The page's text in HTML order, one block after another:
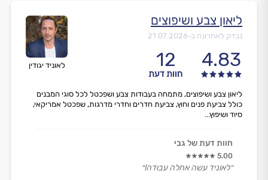
לאוניד יגודין
ליאון צבע ושיפוצים
נבדק לאחרונה ב-21.07.2026
4.83
12
חוות דעת
ליאון צבע ושיפוצים, מתמחה בעבודות צבע ושפכטל לכל סוגי המבנים
כולל צביעת פנים וחוץ, צביעת חדרים וחדרי מדרגות, שפכטל אמריקאי,
סיוד ושיפוץ...
חוות דעת של גבי
5.00
״לאוניד עשה אחלה עבודה!״